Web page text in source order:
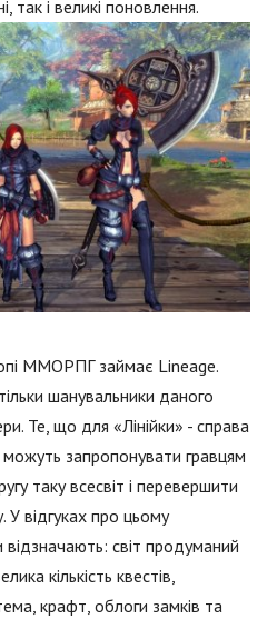
так і великі поновлення.
ММОРПГ займає Lineage.
шанувальники даного
Те, що для «Лінійки» - справа
можуть запропонувати гравцям
таку всесвіт і перевершити
У відгуках про цьому
відзначають: світ продуманий
кількість квестів,
крафт, облоги замків та